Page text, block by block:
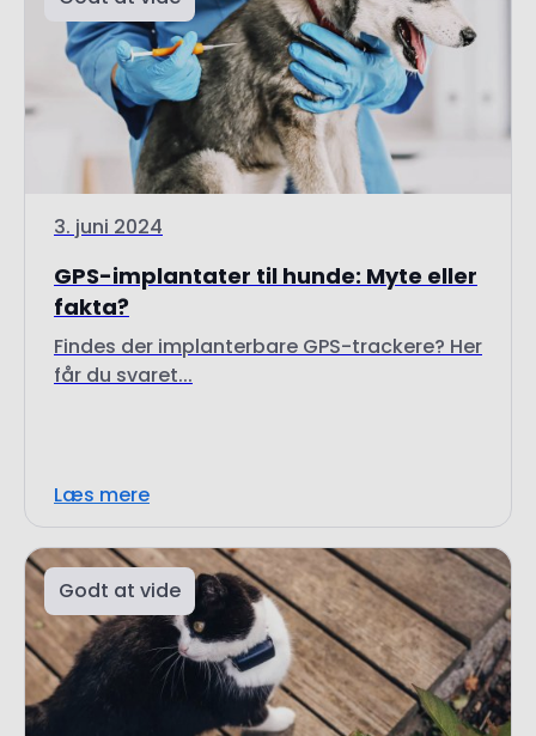
3. juni 2024
GPS-implantater til hunde: Myte eller
fakta?
Findes der implanterbare GPS-trackere? Her
får du svaret...
Godt at vide